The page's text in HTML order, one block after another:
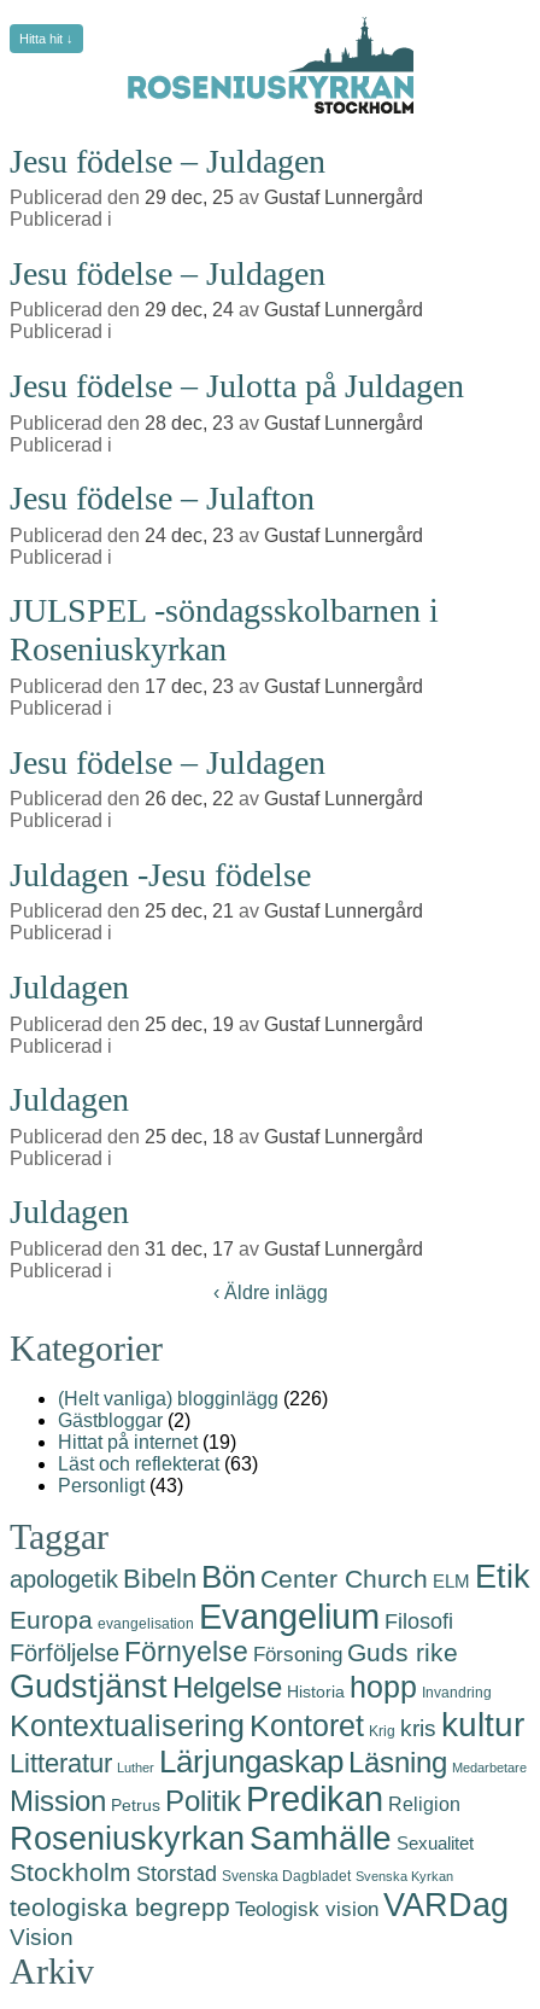
Hitta hit ↓
Jesu födelse – Juldagen
Publicerad den 29 dec, 25 av Gustaf Lunnergård
Publicerad i
Jesu födelse – Juldagen
Publicerad den 29 dec, 24 av Gustaf Lunnergård
Publicerad i
Jesu födelse – Julotta på Juldagen
Publicerad den 28 dec, 23 av Gustaf Lunnergård
Publicerad i
Jesu födelse – Julafton
Publicerad den 24 dec, 23 av Gustaf Lunnergård
Publicerad i
JULSPEL -söndagsskolbarnen i
Roseniuskyrkan
Publicerad den 17 dec, 23 av Gustaf Lunnergård
Publicerad i
Jesu födelse – Juldagen
Publicerad den 26 dec, 22 av Gustaf Lunnergård
Publicerad i
Juldagen -Jesu födelse
Publicerad den 25 dec, 21 av Gustaf Lunnergård
Publicerad i
Juldagen
Publicerad den 25 dec, 19 av Gustaf Lunnergård
Publicerad i
Juldagen
Publicerad den 25 dec, 18 av Gustaf Lunnergård
Publicerad i
Juldagen
Publicerad den 31 dec, 17 av Gustaf Lunnergård
Publicerad i
‹ Äldre inlägg
Kategorier
(Helt vanliga) blogginlägg (226)
Gästbloggar (2)
Hittat på internet(19)
Läst och reflekterat(63)
Personligt(43)
Taggar
apologetik Bibeln Bön Center Church ELM Etik
Europa evangelisation Evangelium Filosofi
Förföljelse Förnyelse Försoning Guds rike
Gudstjänst Helgelse Historia hopp Invandring
Kontextualisering Kontoret Krig kris kultur
Litteratur Luther Lärjungaskap Läsning Medarbetare
Mission Petrus Politik Predikan Religion
RoseniuskyrkanSamhälle Sexualitet
Stockholm Storstad Svenska Dagbladet Svenska Kyrkan
teologiska begrepp Teologisk vision VARDag
Vision
Arkiv